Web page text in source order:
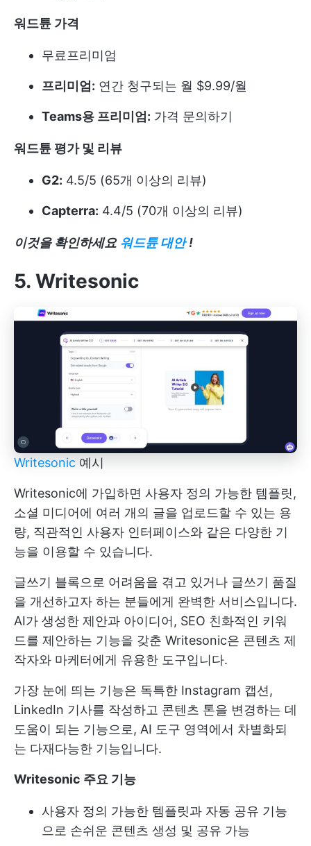
워드튠 가격
무료 프리미엄
프리미엄: 연간 청구되는 월 $9.99/월
Teams용 프리미엄: 가격 문의하기
워드튠 평가 및 리뷰
G2: 4.5/5 (65개 이상의 리뷰)
Capterra: 4.4/5 (70개 이상의 리뷰)
이것을 확인하세요 워드튠 대안 !
5. Writesonic
Writesonic 예시
Writesonic에 가입하면 사용자 정의 가능한 템플릿,
소셜 미디어에 여러 개의 글을 업로드할 수 있는 용
량, 직관적인 사용자 인터페이스와 같은 다양한 기
능을 이용할 수 있습니다.
글쓰기 블록으로 어려움을 겪고 있거나 글쓰기 품질
을 개선하고자 하는 분들에게 완벽한 서비스입니다.
AI가 생성한 제안과 아이디어, SEO 친화적인 키워
드를 제안하는 기능을 갖춘 Writesonic은 콘텐츠 제
작자와 마케터에게 유용한 도구입니다.
가장 눈에 띄는 기능은 독특한 Instagram 캡션,
LinkedIn 기사를 작성하고 콘텐츠 톤을 변경하는 데
도움이 되는 기능으로, AI 도구 영역에서 차별화되
는 다재다능한 기능입니다.
Writesonic 주요 기능
사용자 정의 가능한 템플릿과 자동 공유 기능
으로 손쉬운 콘텐츠 생성 및 공유 가능